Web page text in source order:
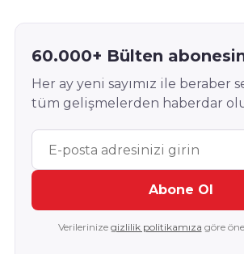
60.000+ Bülten
Her ay yeni sayımız ile beraber
tüm gelişmelerden haberdar
Abone Ol
Verilerinize gizlilik politikamıza göre